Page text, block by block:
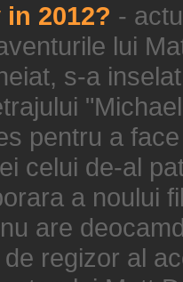
2012? -
lui
s-a
pentru a
celui de-al
a noului
are
regizor al